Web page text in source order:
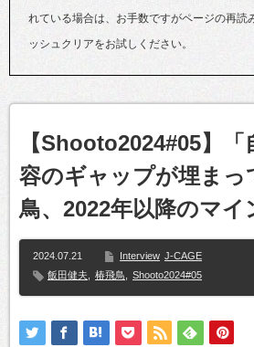
れている場合は、お手数ですがページの再読
ッシュクリアをお試しください。
【Shooto2024#05】
容のギャップが埋まっ
鳥、2022年以降のマイ
2024.07.21 Interview J-CAGE
飯田健夫
椿飛鳥 Shooto2024#05